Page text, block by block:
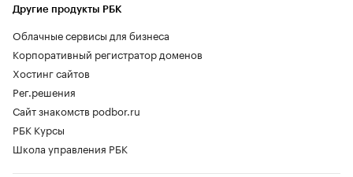
Другие продукты РБК
Облачные сервисы для бизнеса
Корпоративный регистратор доменов
Хостинг сайтов
Рег.решения
Сайт знакомств podbor.ru
РБК Курсы
Школа управления РБК